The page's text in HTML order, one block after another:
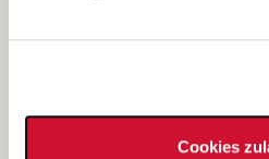
Cookies
Bewerbung als Altenpflegehelfer*in
Bewerbung als Erzieher*in